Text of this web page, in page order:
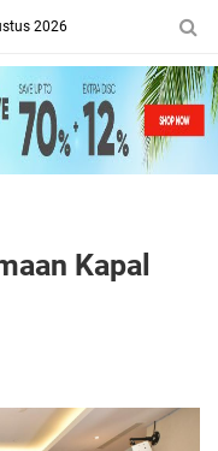
2026
Kapal